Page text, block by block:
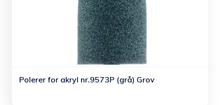
Polerer for akryl nr.9573P (grå) Grov